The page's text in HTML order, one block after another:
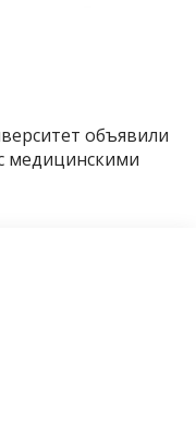
объявили
медицинскими